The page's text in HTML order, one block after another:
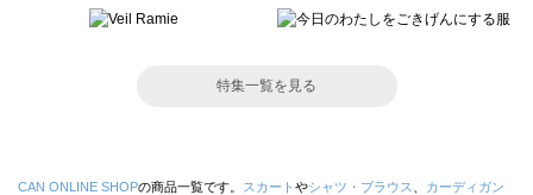
特集一覧を見る
CAN ONLINE SHOPの商品一覧です。 スカート やシャツ・ブラウス
カーディガン